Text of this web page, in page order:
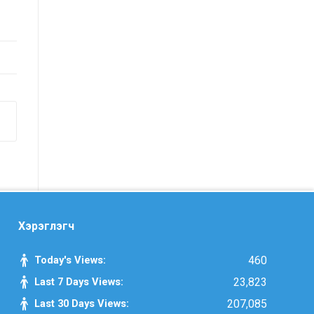
/2025 оны эхний хагас жилийн
Засгийн газрын Иргэд, олон
Хэрэглэгч
Today's Views: 460
Last 7 Days Views: 23,823
Last 30 Days Views: 207,085